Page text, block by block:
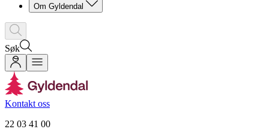
Om Gyldendal
Søk
Kontakt oss
22 03 41 00